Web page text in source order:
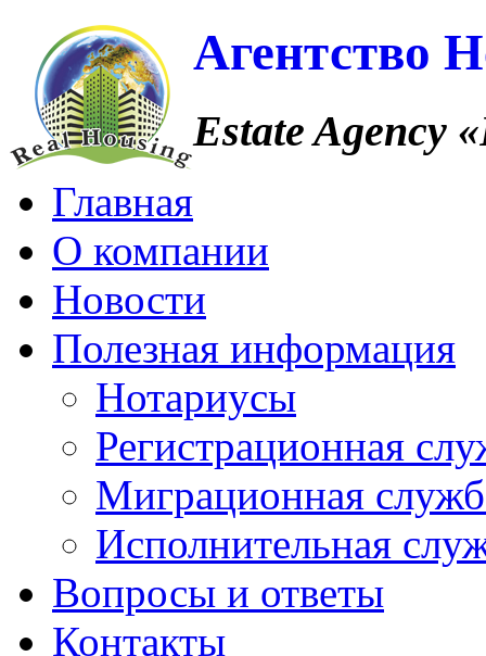
Агентство
Estate Agency
Главная
О компании
Новости
Полезная информация
Нотариусы
Регистрационная
Миграционная
Исполнительная
Вопросы и ответы
Контакты